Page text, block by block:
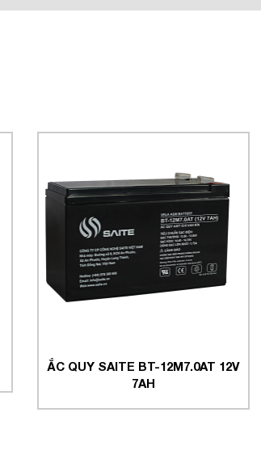
ẮC QUY SAITE BT-12M7.0AT 12V
7AH